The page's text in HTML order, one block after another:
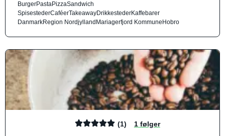
BurgerPastaPizzaSandwich
SpisestederCaféerTakeawayDrikkestederKaffebarer
DanmarkRegion NordjyllandMariagerfjord KommuneHobro
(1) 1 følger